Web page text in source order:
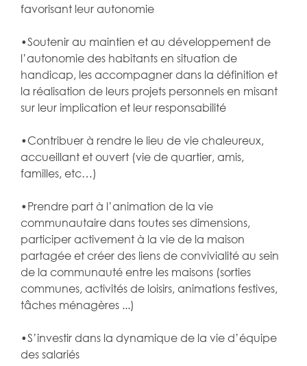
favorisant leur autonomie
•Soutenir au maintien et au développement de
l’autonomie des habitants en situation de
handicap, les accompagner dans la définition et
la réalisation de leurs projets personnels en misant
sur leur implication et leur responsabilité
•Contribuer à rendre le lieu de vie chaleureux,
accueillant et ouvert (vie de quartier, amis,
familles, etc…)
•Prendre part à l’animation de la vie
communautaire dans toutes ses dimensions,
participer activement à la vie de la maison
partagée et créer des liens de convivialité au sein
de la communauté entre les maisons (sorties
communes, activités de loisirs, animations festives,
tâches ménagères ...)
•S’investir dans la dynamique de la vie d’équipe
des salariés